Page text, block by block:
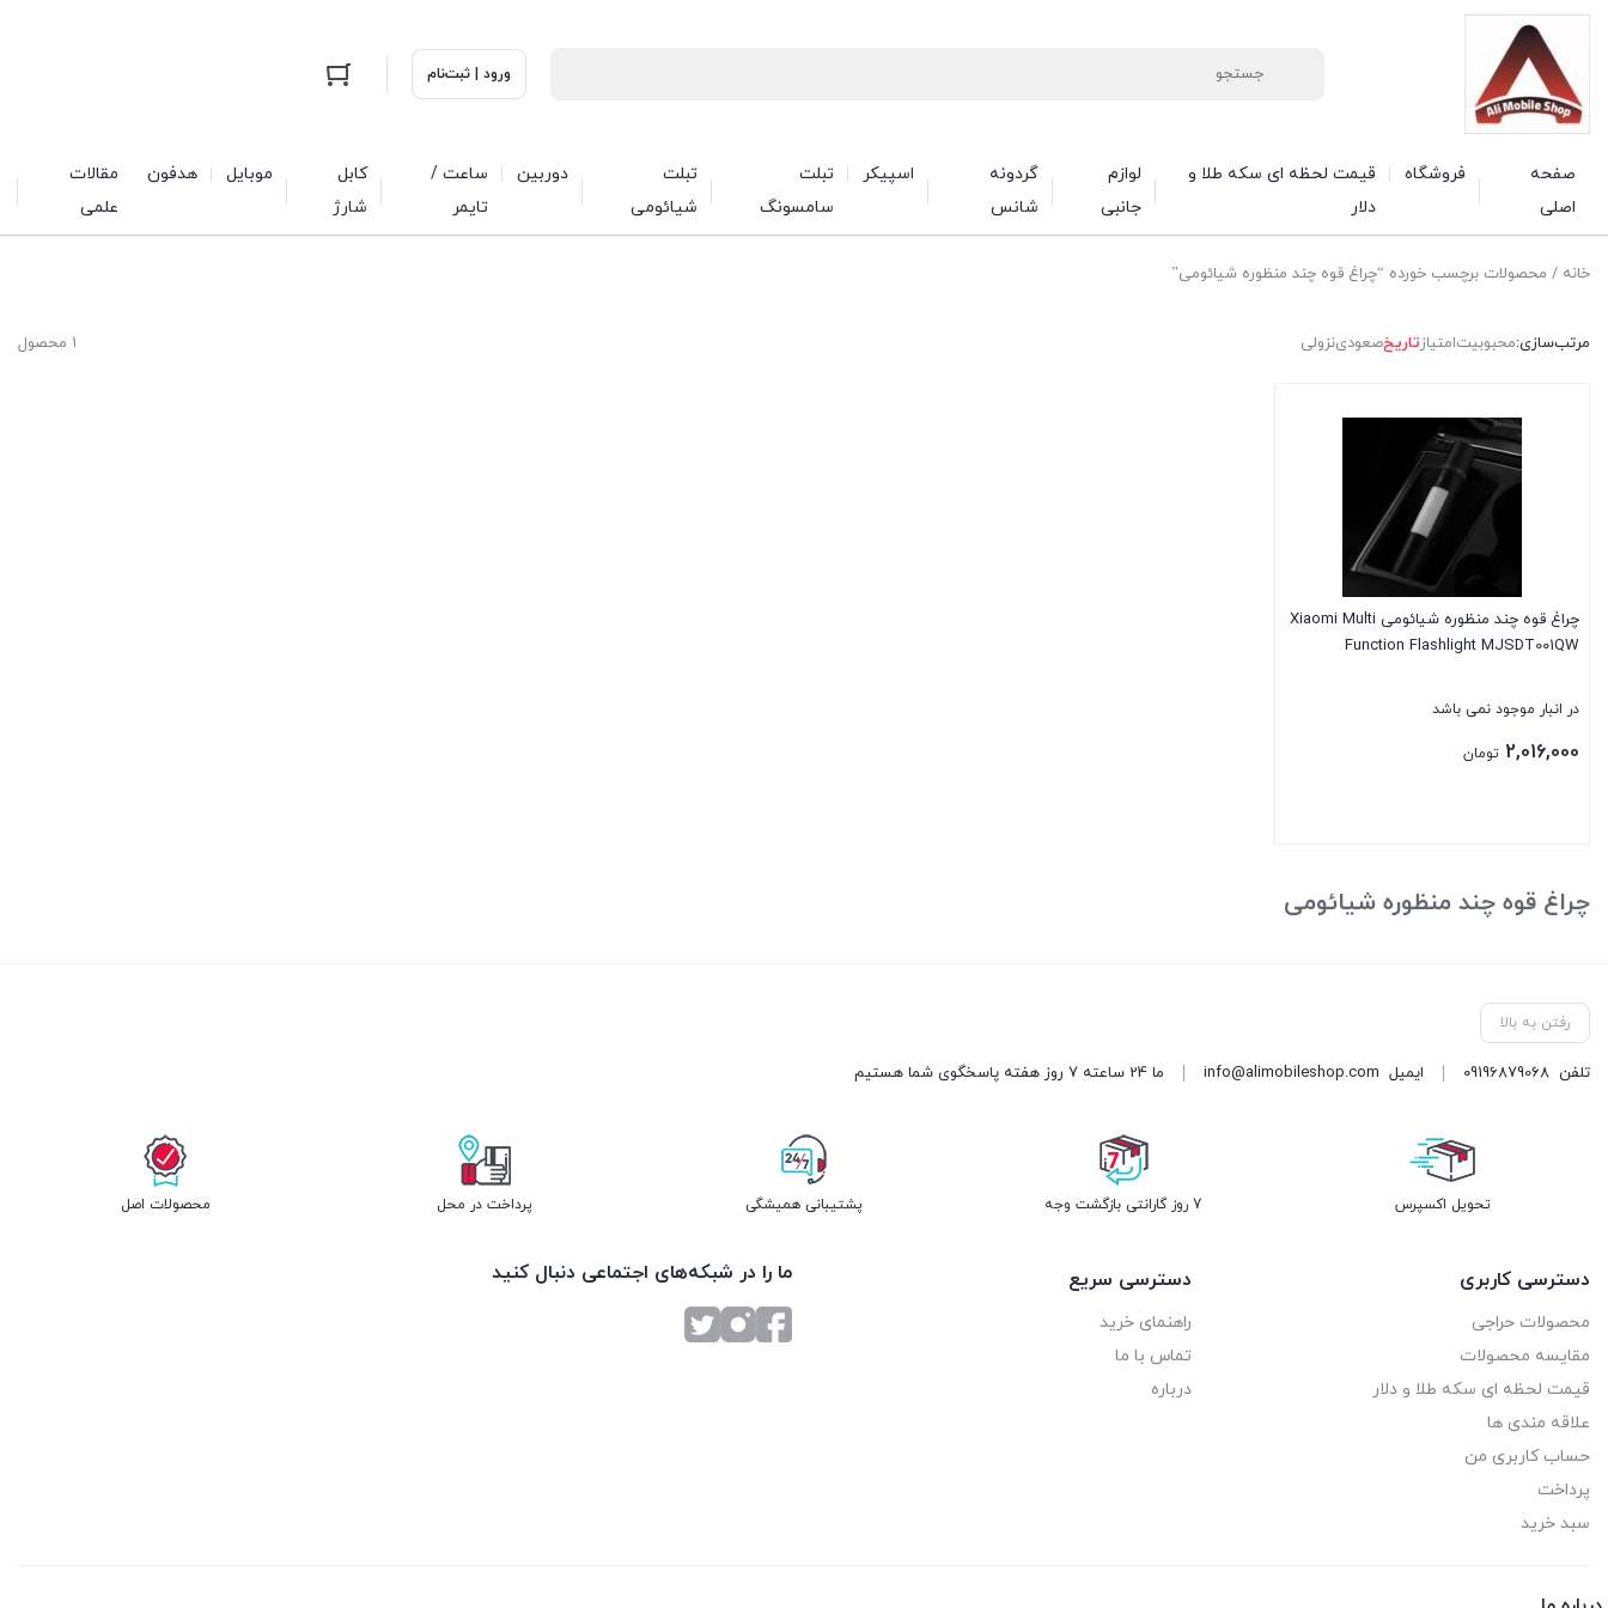
ورود | ثبت‌نام
صفحه
اصلی
فروشگاه
قیمت لحظه ای سکه طلا و
دلار
لوازم
جانبی
گردونه
شانس
اسپیکر
تبلت
سامسونگ
تبلت
شیائومی
دوربین
ساعت /
تایمر
کابل
شارژ
موبایل هدفون
مقالات
علمی
خانه / محصولات برچسب خورده “چراغ قوه چند منظوره شیائومی”
1 محصول مرتب‌سازی:محبوبیتامتیازتاریخصعودینزولی
چراغ قوه چند منظوره شیائومی Xiaomi Multi
Function Flashlight MJSDT001QW
در انبار موجود نمی باشد
2,016,000 تومان
چراغ قوه چند منظوره شیائومی
رفتن به بالا
تلفن 09196879068 ایمیل info@alimobileshop.com ما 24 ساعته 7 روز هفته پاسخگوی شما هستیم
تحویل اکسپرس 7 روز گارانتی بازگشت وجه پشتیبانی همیشگی پرداخت در محل محصولات اصل
دسترسی کاربری
محصولات حراجی
مقایسه محصولات
قیمت لحظه ای سکه طلا و دلار
علاقه مندی ها
حساب کاربری من
پرداخت
سبد خرید
دسترسی سریع
راهنمای خرید
تماس با ما
درباره
ما را در شبکه‌های اجتماعی دنبال کنید